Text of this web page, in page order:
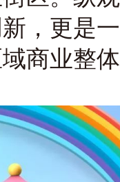
，更是
商业整